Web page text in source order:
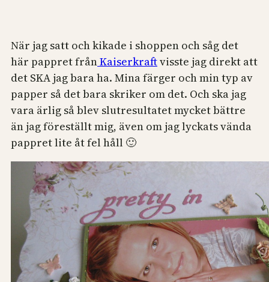
När jag satt och kikade i shoppen och såg det
här pappret frånKaiserkraftvisste jag direkt att
det SKA jag bara ha. Mina färger och min typ av
papper så det bara skriker om det. Och ska jag
vara ärlig så blev slutresultatet mycket bättre
än jag föreställt mig, även om jag lyckats vända
pappret lite åt fel håll 🙂